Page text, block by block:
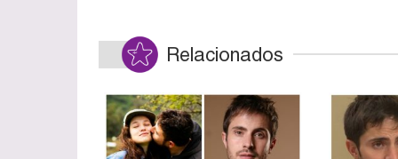
Relacionados